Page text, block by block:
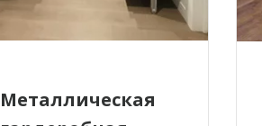
Металлическая